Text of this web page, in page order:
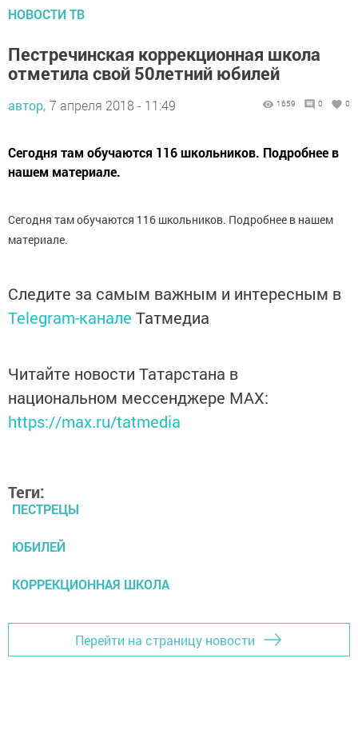
НОВОСТИ ТВ
Пестречинская коррекционная школа
отметила свой 50летний юбилей
автор, 7 апреля 2018 - 11:49 1659 0 0
Сегодня там обучаются 116 школьников. Подробнее в
нашем материале.
Сегодня там обучаются 116 школьников. Подробнее в нашем
материале.
Следите за самым важным и интересным в
Telegram-канале Татмедиа
Читайте новости Татарстана в
национальном мессенджере MАХ:
https://max.ru/tatmedia
Теги:
ПЕСТРЕЦЫ
ЮБИЛЕЙ
КОРРЕКЦИОННАЯ ШКОЛА
Перейти на страницу новости